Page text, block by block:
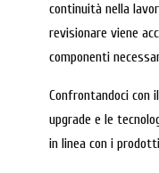
continuità nella
revisionare viene
componenti
Confrontandoci
upgrade e le
in linea con i